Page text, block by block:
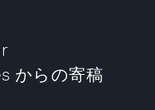
からの寄稿